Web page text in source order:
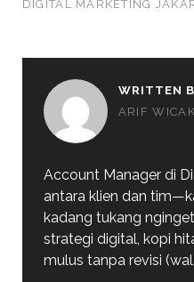
DIGITAL MARKETING
WRITTEN
ARIF
Account Manager di
antara klien dan
kadang tukang
strategi digital, kopi
mulus tanpa revisi